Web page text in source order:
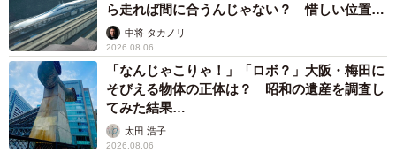
ら走れば間に合うんじゃない？ 惜しい位置関
係が反響
中将 タカノリ
2026.08.06
「なんじゃこりゃ！」「ロボ？」大阪・梅田に
そびえる物体の正体は？ 昭和の遺産を調査し
てみた結果…
太田 浩子
2026.08.06